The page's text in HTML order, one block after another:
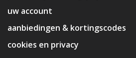
uw account
aanbiedingen & kortingscodes
cookies en privacy